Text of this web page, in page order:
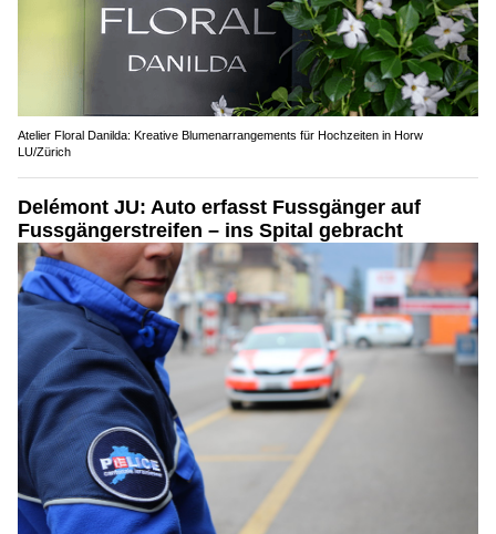
Atelier Floral Danilda: Kreative Blumenarrangements für Hochzeiten in Horw
LU/Zürich
Delémont JU: Auto erfasst Fussgänger auf
Fussgängerstreifen – ins Spital gebracht